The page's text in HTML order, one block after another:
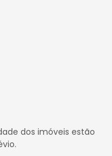
dos imóveis estão